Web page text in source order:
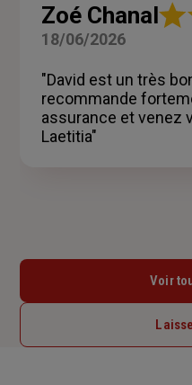
Zoé ChanalNote
5
18/06/2026
"David est un très
recommande
assurance et venez
Laetitia"
Voir